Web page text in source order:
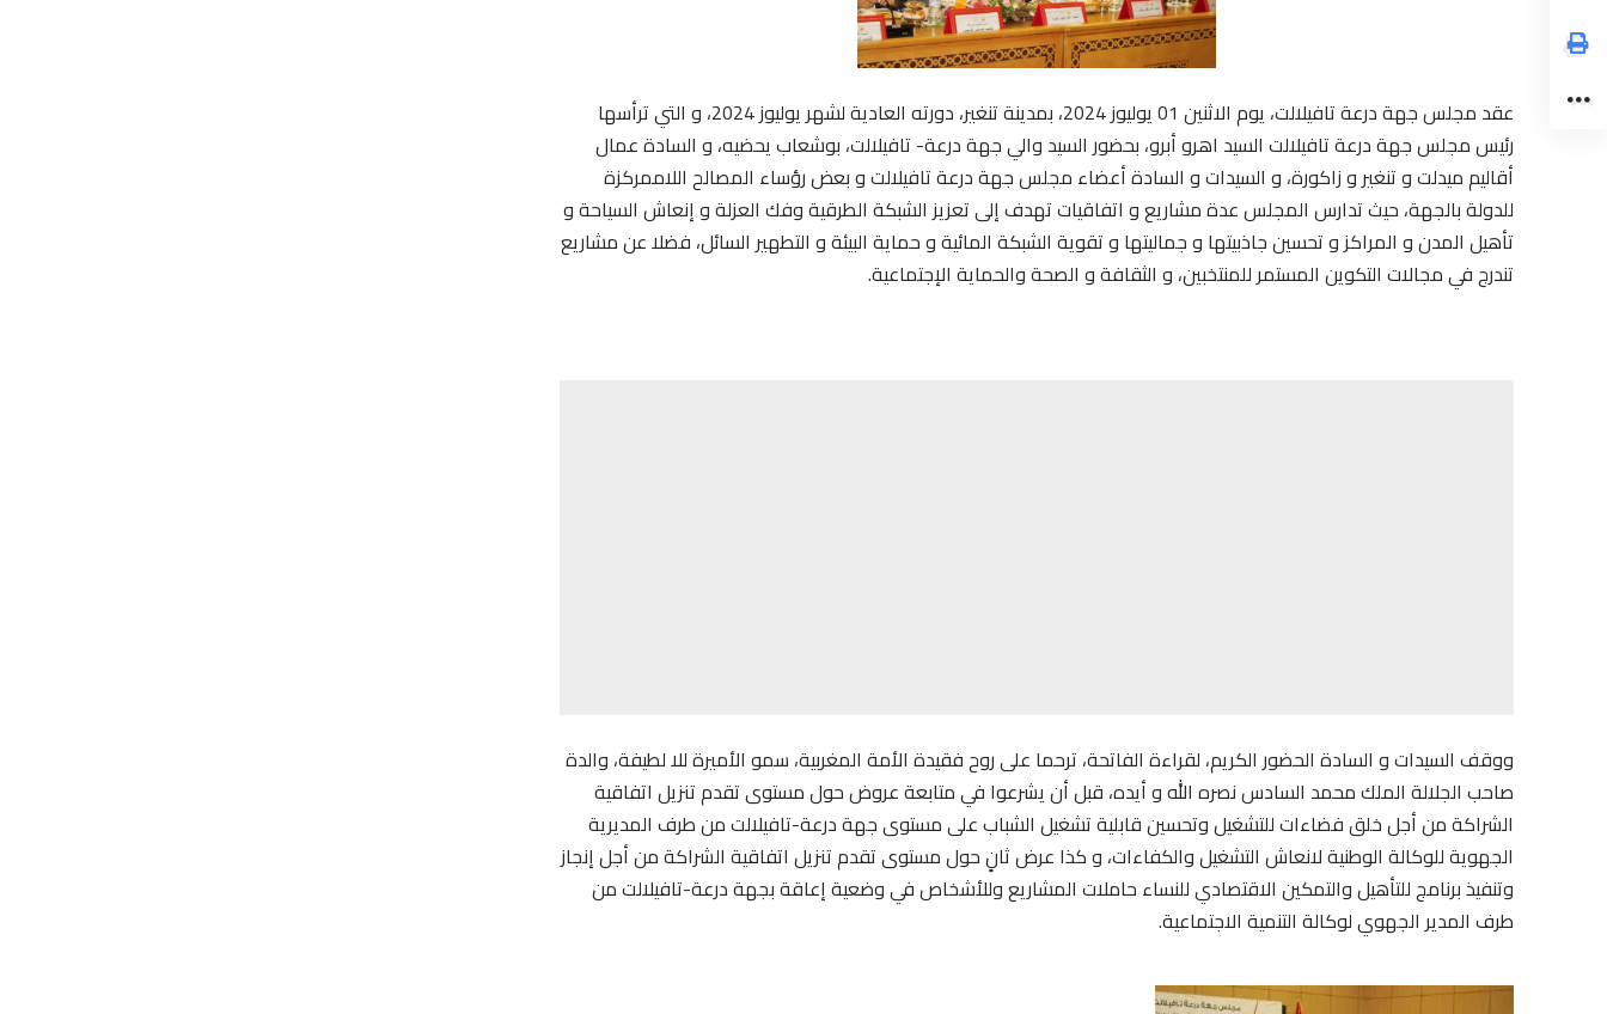
عقد مجلس جهة درعة تافيلالت، يوم الاثنين 01 يوليوز 2024، بمدينة تنغير، دورته العادية لشهر يوليوز 2024، و التي ترأسها
رئيس مجلس جهة درعة تافيلالت السيد اهرو أبرو، بحضور السيد والي جهة درعة- تافيلالت، بوشعاب يحضيه، و السادة عمال
أقاليم ميدلت و تنغير و زاكورة، و السيدات و السادة أعضاء مجلس جهة درعة تافيلالت و بعض رؤساء المصالح اللاممركزة
للدولة بالجهة، حيث تدارس المجلس عدة مشاريع و اتفاقيات تهدف إلى تعزيز الشبكة الطرقية وفك العزلة و إنعاش السياحة و
تأهيل المدن و المراكز و تحسين جاذبيتها و جماليتها و تقوية الشبكة المائية و حماية البيئة و التطهير السائل، فضلا عن مشاريع
تندرج في مجالات التكوين المستمر للمنتخبين، و الثقافة و الصحة والحماية الإجتماعية.
ووقف السيدات و السادة الحضور الكريم، لقراءة الفاتحة، ترحما على روح فقيدة الأمة المغربية، سمو الأميرة للا لطيفة، والدة
صاحب الجلالة الملك محمد السادس نصره الله و أيده، قبل أن يشرعوا في متابعة عروض حول مستوى تقدم تنزيل اتفاقية
الشراكة من أجل خلق فضاءات للتشغيل وتحسين قابلية تشغيل الشباب على مستوى جهة درعة-تافيلالت من طرف المديرية
الجهوية للوكالة الوطنية لانعاش التشغيل والكفاءات، و كذا عرض ثانٍ حول مستوى تقدم تنزيل اتفاقية الشراكة من أجل إنجاز
وتنفيذ برنامج للتأهيل والتمكين الاقتصادي للنساء حاملات المشاريع وللأشخاص في وضعية إعاقة بجهة درعة-تافيلالت من
طرف المدير الجهوي لوكالة التنمية الاجتماعية.